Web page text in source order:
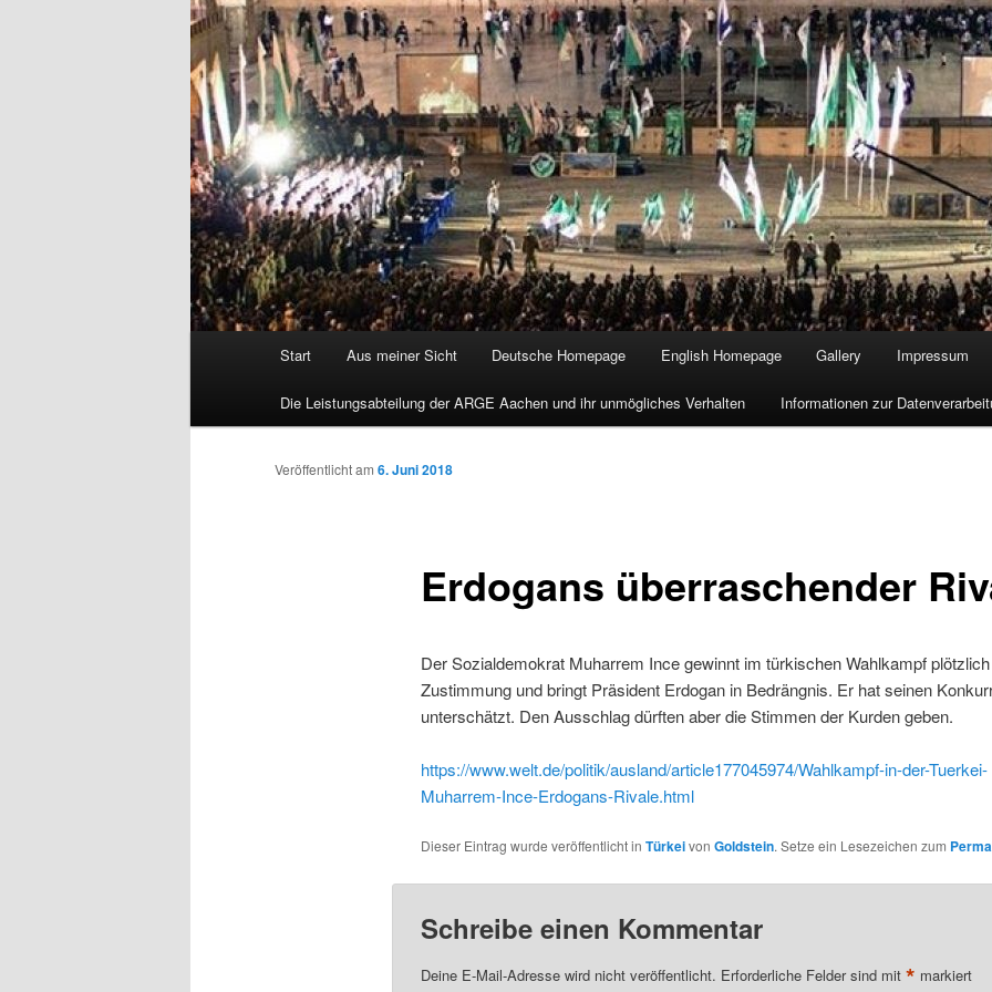
Start Aus meiner Sicht Deutsche Homepage English Homepage Gallery Impressum
Die Leistungsabteilung der ARGE Aachen und ihr unmögliches Verhalten Informationen zur
Erdogans überraschender
Veröffentlicht am 6. Juni 2018
Der Sozialdemokrat Muharrem Ince gewinnt im türkischen Wahlkampf
Zustimmung und bringt Präsident Erdogan in Bedrängnis. Er hat seinen
unterschätzt. Den Ausschlag dürften aber die Stimmen der Kurden geben.
https://www.welt.de/politik/ausland/article177045974/Wahlkampf-in-der-Tuerkei-
Muharrem-Ince-Erdogans-Rivale.html
Dieser Eintrag wurde veröffentlicht in Türkeivon Goldstein. Setze ein Lesezeichen zum
Schreibe einen Kommentar
Deine E-Mail-Adresse wird nicht veröffentlicht. Erforderliche Felder sind mit * markiert